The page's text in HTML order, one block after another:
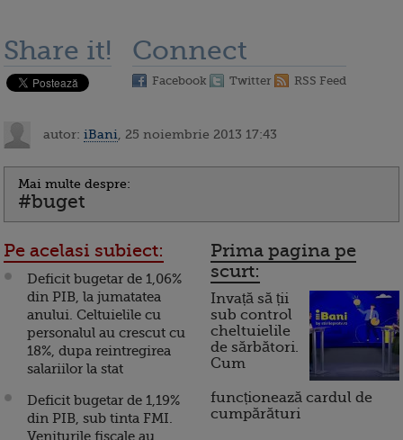
Share it! Connect
Facebook Twitter RSS Feed
autor: iBani , 25 noiembrie 2013 17:43
Mai multe despre:
#buget
Pe acelasi subiect:
Deficit bugetar de 1,06%
din PIB, la jumatatea
anului. Celtuielile cu
personalul au crescut cu
18%, dupa reintregirea
salariilor la stat
Deficit bugetar de 1,19%
din PIB, sub tinta FMI.
Veniturile fiscale au
Prima pagina pe
scurt:
Invață să ții
sub control
cheltuielile
de sărbători.
Cum
funcționează cardul de
cumpărături